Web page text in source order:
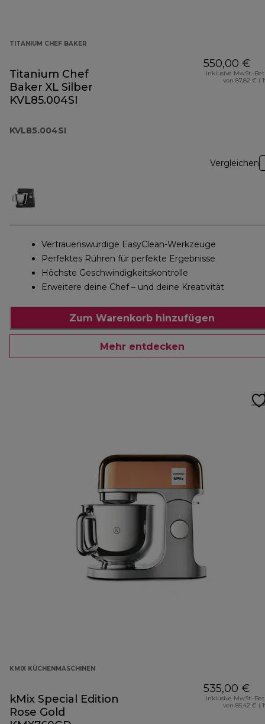
TITANIUM CHEF BAKER
Titanium Chef
Baker XL Silber
KVL85.004SI
KVL85.004SI
550,00 €
Inklusive MwSt.-
von 87,82 € (
Vergleichen
Vertrauenswürdige EasyClean-Werkzeuge
Perfektes Rühren für perfekte Ergebnisse
Höchste Geschwindigkeitskontrolle
Erweitere deine Chef – und deine Kreativität
Zum Warenkorb hinzufügen
Mehr entdecken
KMIX KÜCHENMASCHINEN
kMix Special Edition
Rose Gold
535,00 €
Inklusive MwSt.-
von 85,42 € (